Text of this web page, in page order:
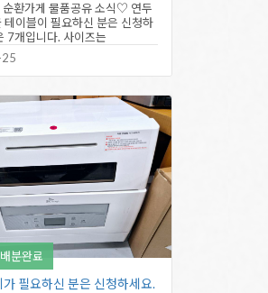
환가게 물품공유 소식♡ 연두
테이블이 필요하신 분은 신청하
7개입니다. 사이즈는
입니다. 서구…
배분완료
가 필요하신 분은 신청하세요.